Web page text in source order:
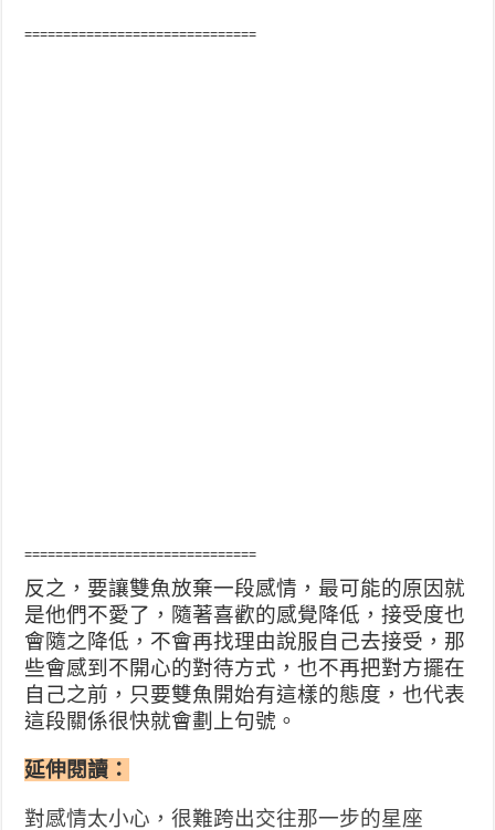
==============================
==============================
反之，要讓雙魚放棄一段感情，最可能的原因就
是他們不愛了，隨著喜歡的感覺降低，接受度也
會隨之降低，不會再找理由說服自己去接受，那
些會感到不開心的對待方式，也不再把對方擺在
自己之前，只要雙魚開始有這樣的態度，也代表
這段關係很快就會劃上句號。
延伸閱讀：
對感情太小心，很難跨出交往那一步的星座